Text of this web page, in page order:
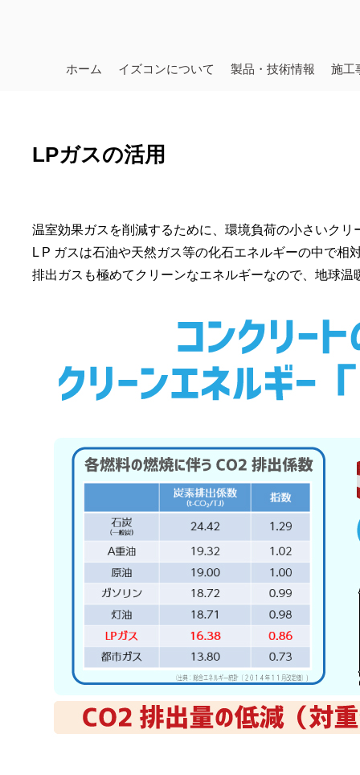
ホーム イズコンについて 製品・技術情報 施工
LPガスの活用
温室効果ガスを削減するために、環境負荷の小さいク
L P ガスは石油や天然ガス等の化石エネルギーの中で相
排出ガスも極めてクリーンなエネルギーなので、地球